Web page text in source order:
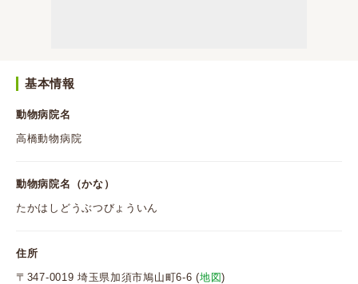
基本情報
動物病院名
高橋動物病院
動物病院名（かな）
たかはしどうぶつびょういん
住所
〒347-0019 埼玉県加須市鳩山町6-6 (地図)